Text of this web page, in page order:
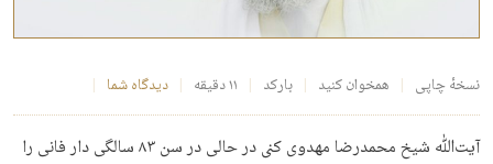
نسخهٔ چاپی همخوان کنید بارکد ۱۱ دقیقه دیدگاه شما
آیت‌ﷲ شیخ محمدرضا مهدوی کنی در حالی در سن ۸۳ سالگی دار فانی را